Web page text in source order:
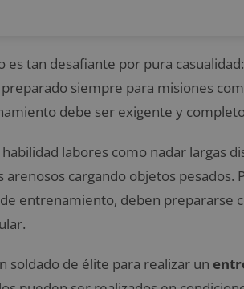
es tan desafiante por pura
siempre para misiones
debe ser exigente y
labores como nadar largas
cargando objetos pesados.
entrenamiento, deben prepararse
soldado de élite para realizar un